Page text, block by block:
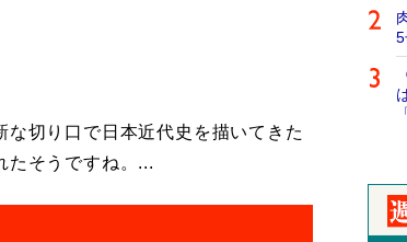
切り口で日本近代史を描いてきた
たそうですね。...